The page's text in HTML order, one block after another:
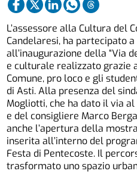
L’assessore alla Cultura del
Candelaresi, ha partecipato
all’inaugurazione della “Via
e culturale realizzato grazie
Comune, pro loco e gli
di Asti. Alla presenza del
Mogliotti, che ha dato il via
e del consigliere Marco
anche l’apertura della
inserita all’interno del
Festa di Pentecoste. Il
trasformato uno spazio